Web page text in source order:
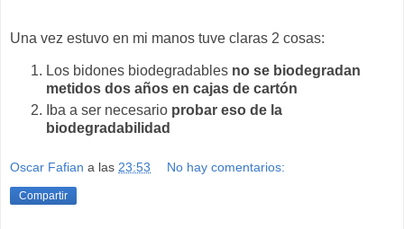
Una vez estuvo en mi manos tuve claras 2 cosas:
Los bidones biodegradables no se biodegradan
metidos dos años en cajas de cartón
Iba a ser necesario probar eso de la
biodegradabilidad
Oscar Fafian a las 23:53 No hay comentarios:
Compartir